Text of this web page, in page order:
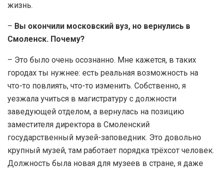
жизнь.
– Вы окончили московский вуз, но вернулись в
Смоленск. Почему?
– Это было очень осознанно. Мне кажется, в таких
городах ты нужнее: есть реальная возможность на
что-то повлиять, что-то изменить. Собственно, я
уезжала учиться в магистратуру с должности
заведующей отделом, а вернулась на позицию
заместителя директора в Смоленский
государственный музей-заповедник. Это довольно
крупный музей, там работает порядка трёхсот человек.
Должность была новая для музеев в стране, я даже